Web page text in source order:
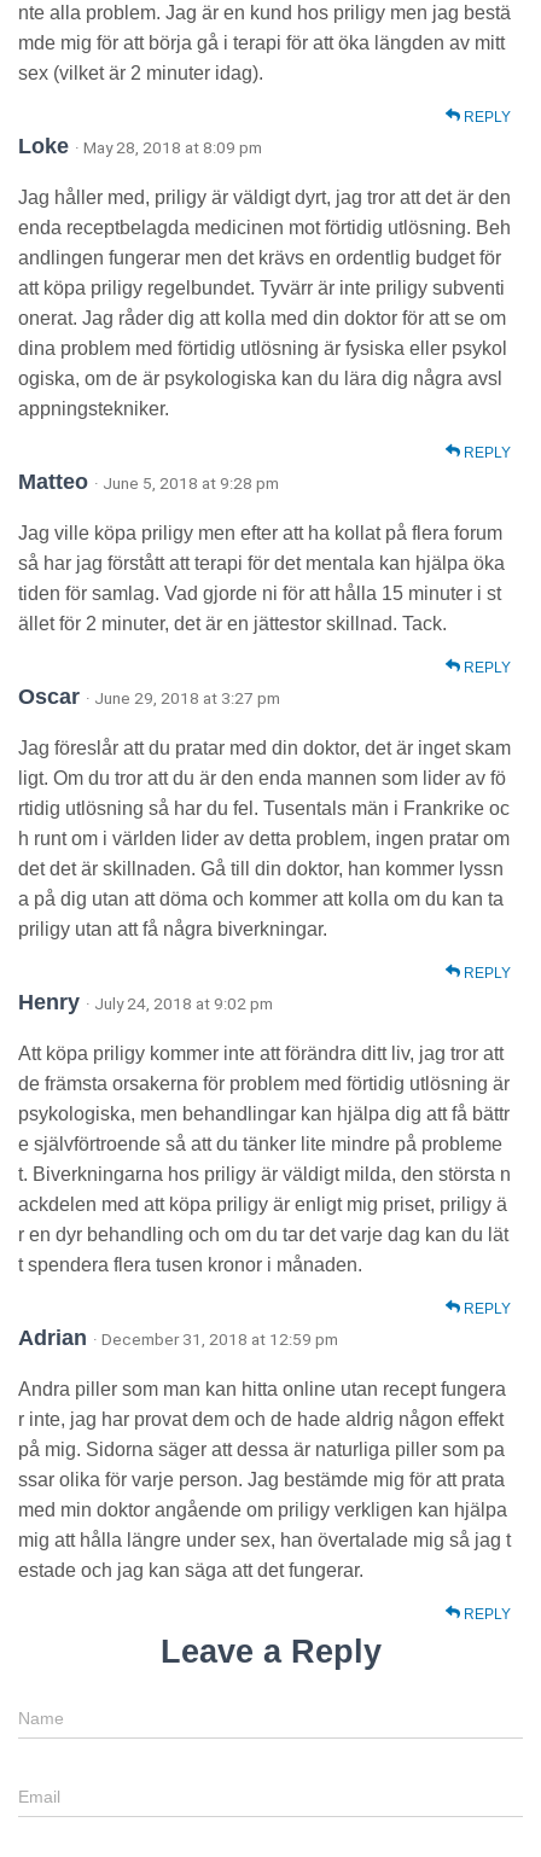
nte alla problem. Jag är en kund hos priligy men jag bestä
mde mig för att börja gå i terapi för att öka längden av mitt
sex (vilket är 2 minuter idag).
REPLY
Loke · May 28, 2018 at 8:09 pm
Jag håller med, priligy är väldigt dyrt, jag tror att det är den
enda receptbelagda medicinen mot förtidig utlösning. Beh
andlingen fungerar men det krävs en ordentlig budget för
att köpa priligy regelbundet. Tyvärr är inte priligy subventi
onerat. Jag råder dig att kolla med din doktor för att se om
dina problem med förtidig utlösning är fysiska eller psykol
ogiska, om de är psykologiska kan du lära dig några avsl
appningstekniker.
REPLY
Matteo · June 5, 2018 at 9:28 pm
Jag ville köpa priligy men efter att ha kollat på flera forum
så har jag förstått att terapi för det mentala kan hjälpa öka
tiden för samlag. Vad gjorde ni för att hålla 15 minuter i st
ället för 2 minuter, det är en jättestor skillnad. Tack.
REPLY
Oscar · June 29, 2018 at 3:27 pm
Jag föreslår att du pratar med din doktor, det är inget skam
ligt. Om du tror att du är den enda mannen som lider av fö
rtidig utlösning så har du fel. Tusentals män i Frankrike oc
h runt om i världen lider av detta problem, ingen pratar om
det det är skillnaden. Gå till din doktor, han kommer lyssn
a på dig utan att döma och kommer att kolla om du kan ta
priligy utan att få några biverkningar.
REPLY
Henry · July 24, 2018 at 9:02 pm
Att köpa priligy kommer inte att förändra ditt liv, jag tror att
de främsta orsakerna för problem med förtidig utlösning är
psykologiska, men behandlingar kan hjälpa dig att få bättr
e självförtroende så att du tänker lite mindre på probleme
t. Biverkningarna hos priligy är väldigt milda, den största n
ackdelen med att köpa priligy är enligt mig priset, priligy ä
r en dyr behandling och om du tar det varje dag kan du lät
t spendera flera tusen kronor i månaden.
REPLY
Adrian · December 31, 2018 at 12:59 pm
Andra piller som man kan hitta online utan recept fungera
r inte, jag har provat dem och de hade aldrig någon effekt
på mig. Sidorna säger att dessa är naturliga piller som pa
ssar olika för varje person. Jag bestämde mig för att prata
med min doktor angående om priligy verkligen kan hjälpa
mig att hålla längre under sex, han övertalade mig så jag t
estade och jag kan säga att det fungerar.
REPLY
Leave a Reply
Name
Email